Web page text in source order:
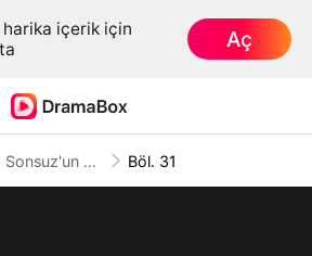
içerik için
Aç
Sonsuz'un Dönüşü: Gölgedeki Tanrı Böl. 31